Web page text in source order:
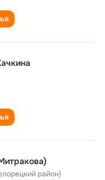
Платонова (Митракова)
район)